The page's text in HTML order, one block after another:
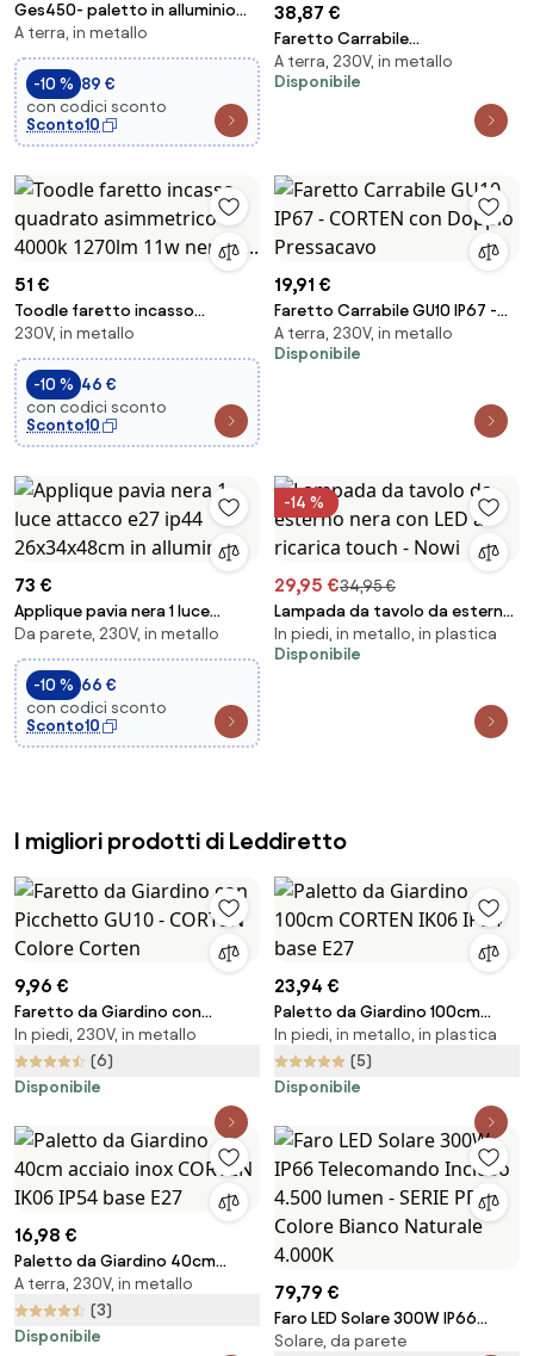
Ges450- paletto in alluminio
grigio antracite ip65 a led
4000k 1200...
A terra, in metallo
-10 % 89 €
con codici sconto
Sconto10
38,87 €
Faretto Carrabile
Monodirezione GU10 IP67 -
CORTEN con doppio
A terra, 230V, in metallo
Disponibile
51 €
Toodle faretto incasso
quadrato asimmetrico 4000k
1270lm 11w nero d...
230V, in metallo
-10 % 46 €
con codici sconto
Sconto10
19,91 €
Faretto Carrabile GU10 IP67 -
CORTEN con Doppio
Pressacavo
A terra, 230V, in metallo
Disponibile
73 €
Applique pavia nera 1 luce
attacco e27 ip44 26x34x48cm
in alluminio
Da parete, 230V, in metallo
-10 % 66 €
con codici sconto
Sconto10
-14 %
29,95 €34,95 €
Lampada da tavolo da esterno
nera con LED a ricarica touch -
Nowi
In piedi, in metallo, in plastica
Disponibile
I migliori prodotti di Leddiretto
9,96 €
Faretto da Giardino con
Picchetto GU10 - CORTEN
Colore Corten
In piedi, 230V, in metallo
(6)
Disponibile
23,94 €
Paletto da Giardino 100cm
CORTEN IK06 IP54 base E27
In piedi, in metallo, in plastica
(5)
Disponibile
16,98 €
Paletto da Giardino 40cm
acciaio inox CORTEN IK06 IP54
base E27
A terra, 230V, in metallo
(3)
Disponibile
79,79 €
Faro LED Solare 300W IP66
Telecomando Incluso 4.500
Solare, da parete